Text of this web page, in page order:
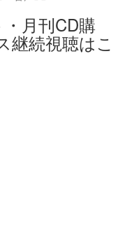
月刊CD購
継続視聴はこ